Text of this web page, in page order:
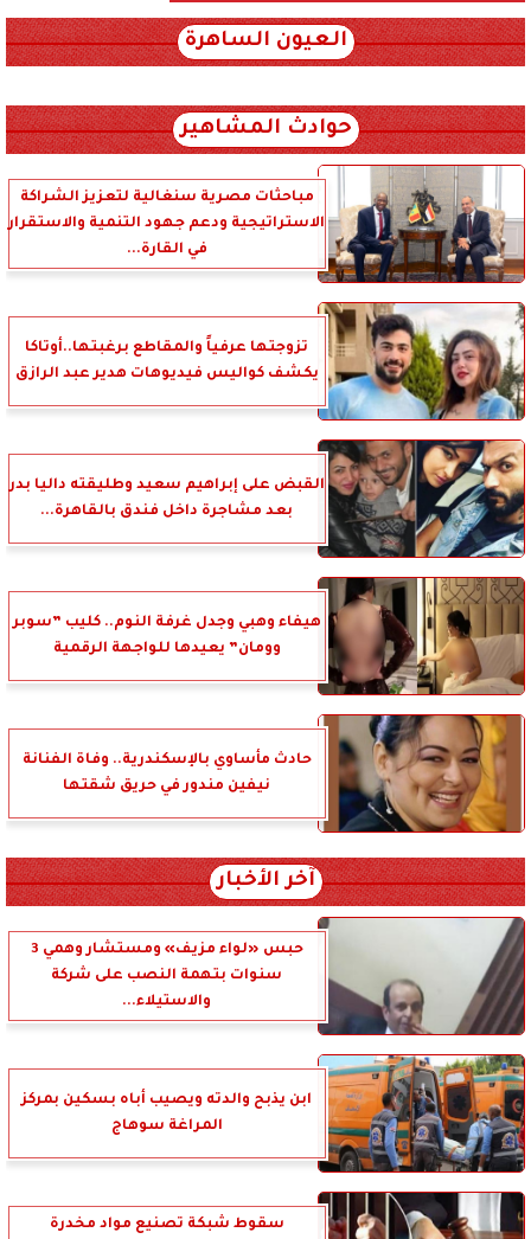
العيون الساهرة
حوادث المشاهير
مباحثات مصرية سنغالية لتعزيز الشراكة
الاستراتيجية ودعم جهود التنمية والاستقرار
في القارة...
تزوجتها عرفياً والمقاطع برغبتها..أوتاكا
يكشف كواليس فيديوهات هدير عبد الرازق
القبض على إبراهيم سعيد وطليقته داليا بدر
بعد مشاجرة داخل فندق بالقاهرة...
هيفاء وهبي وجدل غرفة النوم.. كليب ”سوبر
وومان” يعيدها للواجهة الرقمية
حادث مأساوي بالإسكندرية.. وفاة الفنانة
نيفين مندور في حريق شقتها
آخر الأخبار
حبس «لواء مزيف» ومستشار وهمي 3
سنوات بتهمة النصب على شركة
والاستيلاء...
ابن يذبح والدته ويصيب أباه بسكين بمركز
المراغة سوهاج
سقوط شبكة تصنيع مواد مخدرة